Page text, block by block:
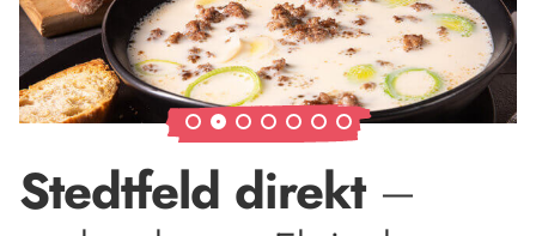
Stedtfeld direkt–